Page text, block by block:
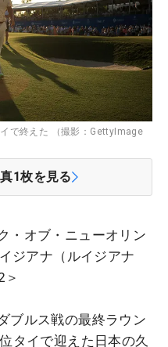
で終えた （撮影：GettyImage
1枚を見る
・オブ・ニューオリン
アナ（ルイジアナ
ブルス戦の最終ラウン
タイで迎えた日本の久